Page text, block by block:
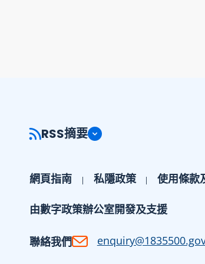
RSS摘要
網頁指南 私隱政策 使用條款
由數字政策辦公室開發及支援
聯絡我們